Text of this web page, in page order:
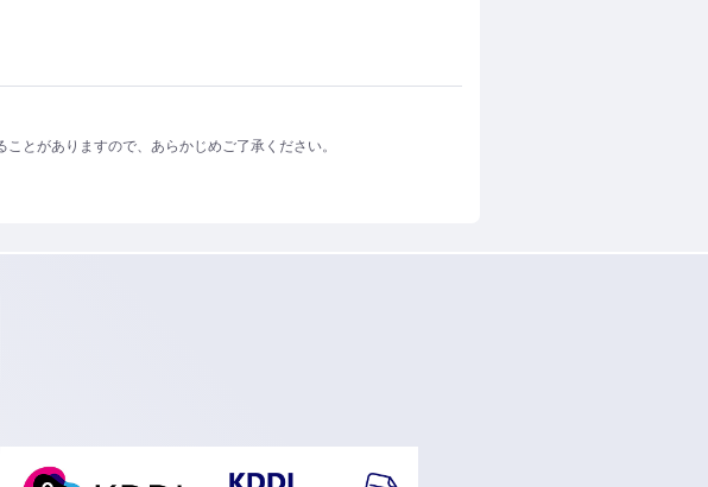
とがありますので、あらかじめご了承ください。
で開く